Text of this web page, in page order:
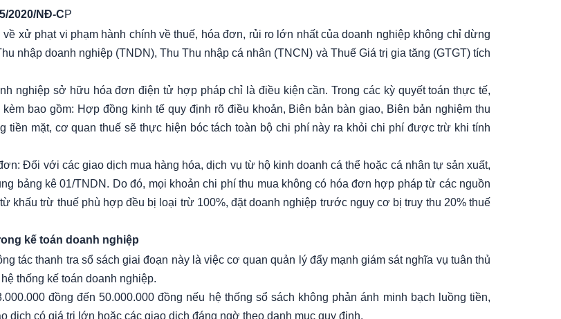
2020/NĐ-CP
xử phạt vi phạm hành chính về thuế, hóa đơn, rủi ro lớn nhất của doanh nghiệp không chỉ dừng
nhập doanh nghiệp (TNDN), Thu Thu nhập cá nhân (TNCN) và Thuế Giá trị gia tăng (GTGT) tích
nghiệp sở hữu hóa đơn điện tử hợp pháp chỉ là điều kiện cần. Trong các kỳ quyết toán thực tế,
bao gồm: Hợp đồng kinh tế quy định rõ điều khoản, Biên bản bàn giao, Biên bản nghiệm thu
tiền mặt, cơ quan thuế sẽ thực hiện bóc tách toàn bộ chi phí này ra khỏi chi phí được trừ khi tính
Đối với các giao dịch mua hàng hóa, dịch vụ từ hộ kinh doanh cá thể hoặc cá nhân tự sản xuất,
bảng kê 01/TNDN. Do đó, mọi khoản chi phí thu mua không có hóa đơn hợp pháp từ các nguồn
khấu trừ thuế phù hợp đều bị loại trừ 100%, đặt doanh nghiệp trước nguy cơ bị truy thu 20% thuế
kế toán doanh nghiệp
tác thanh tra sổ sách giai đoạn này là việc cơ quan quản lý đẩy mạnh giám sát nghĩa vụ tuân thủ
thống kế toán doanh nghiệp.
đồng đến 50.000.000 đồng nếu hệ thống sổ sách không phản ánh minh bạch luồng tiền,
dịch có giá trị lớn hoặc các giao dịch đáng ngờ theo danh mục quy định.